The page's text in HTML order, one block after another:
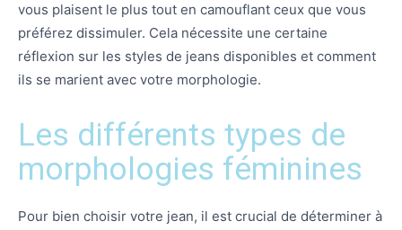
vous plaisent le plus tout en camouflant ceux que vous
préférez dissimuler. Cela nécessite une certaine
réflexion sur les styles de jeans disponibles et comment
ils se marient avec votre morphologie.
Les différents types de
morphologies féminines
Pour bien choisir votre jean, il est crucial de déterminer à